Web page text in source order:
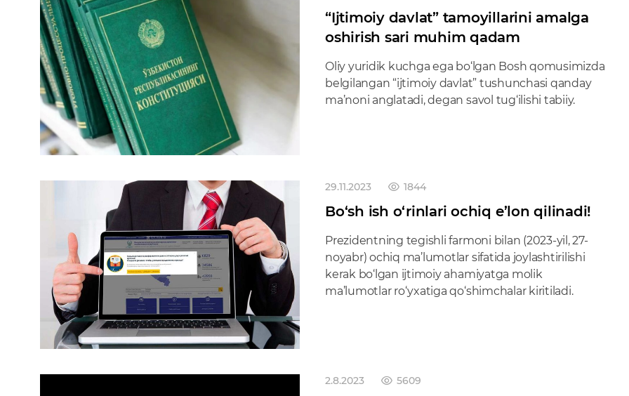
“Ijtimoiy davlat” tamoyillarini amalga
oshirish sari muhim qadam
Oliy yuridik kuchga ega bo‘lgan Bosh qomusimizda
belgilangan “ijtimoiy davlat” tushunchasi qanday
ma’noni anglatadi, degan savol tug‘ilishi tabiiy.
29.11.2023 1844
Bo‘sh ish o‘rinlari ochiq e’lon qilinadi!
Prezidentning tegishli farmoni bilan (2023-yil, 27-
noyabr) ochiq ma’lumotlar sifatida joylashtirilishi
kerak bo‘lgan ijtimoiy ahamiyatga molik
ma’lumotlar ro‘yxatiga qo‘shimchalar kiritiladi.
2.8.2023 5609